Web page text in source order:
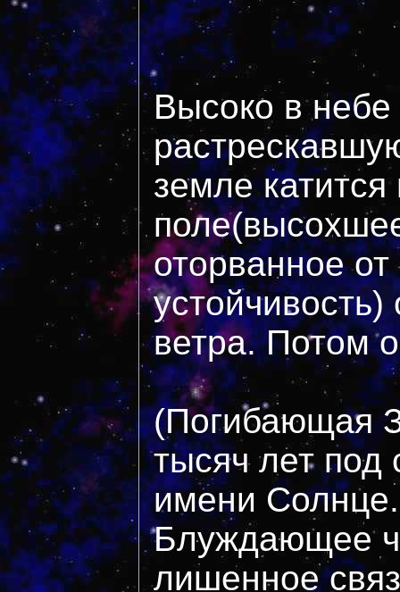
Высоко в
земле катится
оторванное
ветра. Потом
(Погибающая
тысяч лет под
имени Солнце.
Блуждающее
лишенное